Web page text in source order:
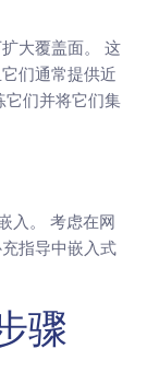
大覆盖面。 这
们通常提供近
它们并将它们集
入。 考虑在网
指导中嵌入式
骤